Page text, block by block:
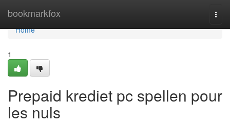
bookmarkfox
Home
Home
1
Prepaid krediet pc spellen pour
les nuls